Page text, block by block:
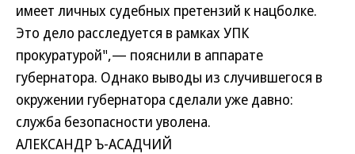
имеет личных судебных претензий к нацболке.
Это дело расследуется в рамках УПК
прокуратурой",— пояснили в аппарате
губернатора. Однако выводы из случившегося в
окружении губернатора сделали уже давно:
служба безопасности уволена.
АЛЕКСАНДР Ъ-АСАДЧИЙ